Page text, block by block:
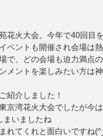
花火大会。今年で40回目
ベントも開催され会場は
で、どの会場も迫力満点
メントを楽しみたい方は
紹介しました！
京湾花火大会でしたが今
まいましたね
れてくれと面白いですね